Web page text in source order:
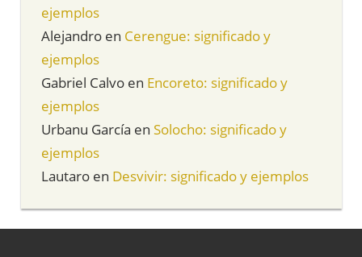
ejemplos
Alejandro en Cerengue: significado y
ejemplos
Gabriel Calvo en Encoreto: significado y
ejemplos
Urbanu García en Solocho: significado y
ejemplos
Lautaro en Desvivir: significado y ejemplos